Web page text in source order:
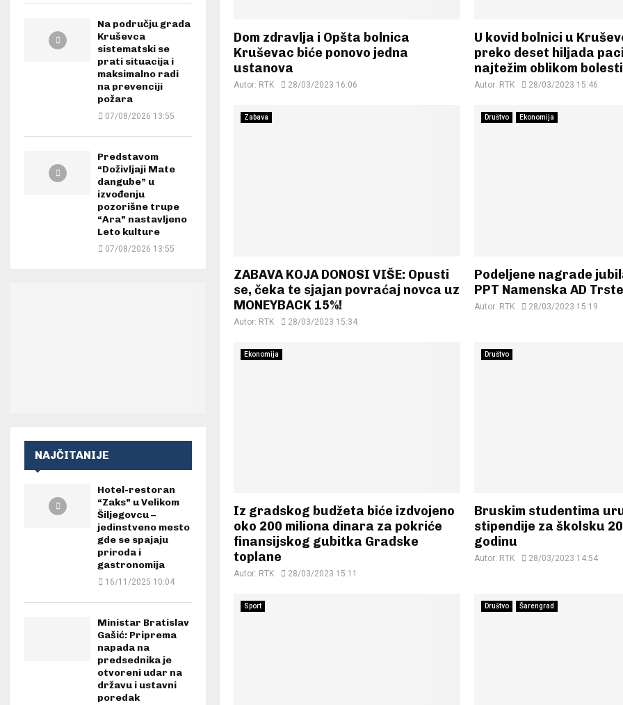
Dom zdravlja i Opšta bolnica
Kruševac biće ponovo jedna
ustanova
Autor: RTK 28/03/2023 16:06
U kovid bolnici u
preko deset hiljada
najtežim oblikom bolesti
Autor: RTK 28/03/2023 15:46
Zabava
ZABAVA KOJA DONOSI VIŠE: Opusti
se, čeka te sjajan povraćaj novca uz
MONEYBACK 15%!
Autor: RTK 28/03/2023 15:34
Društvo Ekonomija
Podeljene nagrade
PPT Namenska AD
Autor: RTK 28/03/2023 15:19
Ekonomija
Iz gradskog budžeta biće izdvojeno
oko 200 miliona dinara za pokriće
finansijskog gubitka Gradske
toplane
Autor: RTK 28/03/2023 15:11
Društvo
Bruskim studentima
stipendije za školsku
godinu
Autor: RTK 28/03/2023 14:54
Sport Društvo Šarengrad
Na području grada
Kruševca
sistematski se
prati situacija i
maksimalno radi
na prevenciji
požara
07/08/2026 13:55
Predstavom
“Doživljaji Mate
dangube” u
izvođenju
pozorišne trupe
“Ara” nastavljeno
Leto kulture
07/08/2026 13:55
NAJČITANIJE
Hotel-restoran
“Zaks” u Velikom
Šiljegovcu –
jedinstveno mesto
gde se spajaju
priroda i
gastronomija
16/11/2025 10:04
Ministar Bratislav
Gašić: Priprema
napada na
predsednika je
otvoreni udar na
državu i ustavni
poredak